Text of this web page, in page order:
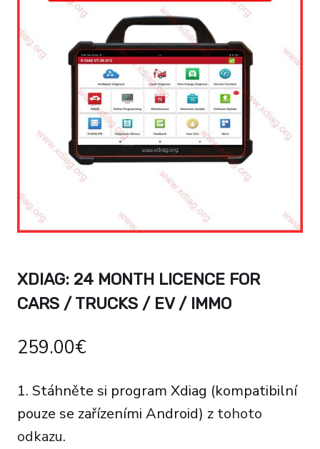
XDIAG: 24 MONTH LICENCE FOR
CARS / TRUCKS / EV / IMMO
259.00€
1. Stáhněte si program Xdiag (kompatibilní
pouze se zařízeními Android) z tohoto
odkazu.